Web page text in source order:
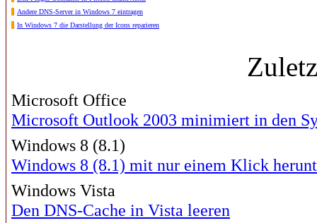
Andere DNS-Server in Windows 7 eintragen
In Windows 7 die Darstellung der Icons reparieren
Microsoft Office
Microsoft Outlook 2003 minimiert in den
Windows 8 (8.1)
Windows 8 (8.1) mit nur einem Klick
Windows Vista
Den DNS-Cache in Vista leeren